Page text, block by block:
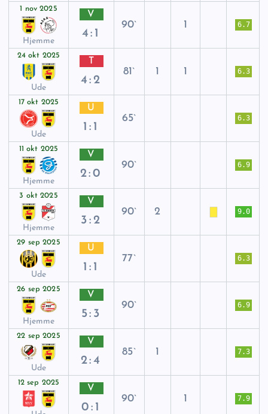
1 nov 2025
Hjemme
V
4:1
90` 1 6.7
24 okt 2025
Ude
T
4:2
81` 1 1 6.3
17 okt 2025
Ude
U
1:1
65` 6.3
11 okt 2025
Hjemme
V
2:0
90` 6.9
3 okt 2025
Hjemme
V
3:2
90` 2 9.0
29 sep 2025
Ude
U
1:1
77` 6.3
26 sep 2025
Hjemme
V
5:3
90` 6.9
22 sep 2025
Ude
V
2:4
85` 1 7.3
12 sep 2025
V
0:1
90` 1 7.9